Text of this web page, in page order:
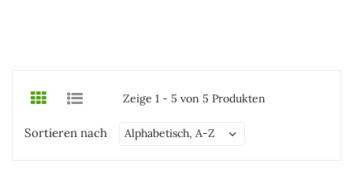
Zeige 1 - 5 von 5 Produkten
Sortieren nach